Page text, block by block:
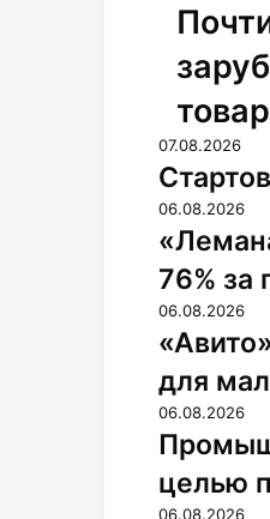
07.08.2026
06.08.2026
76% за
06.08.2026
для
06.08.2026
целью
06.08.2026